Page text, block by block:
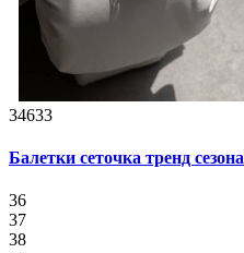
34633
Балетки сеточка тренд сезона
36
37
38